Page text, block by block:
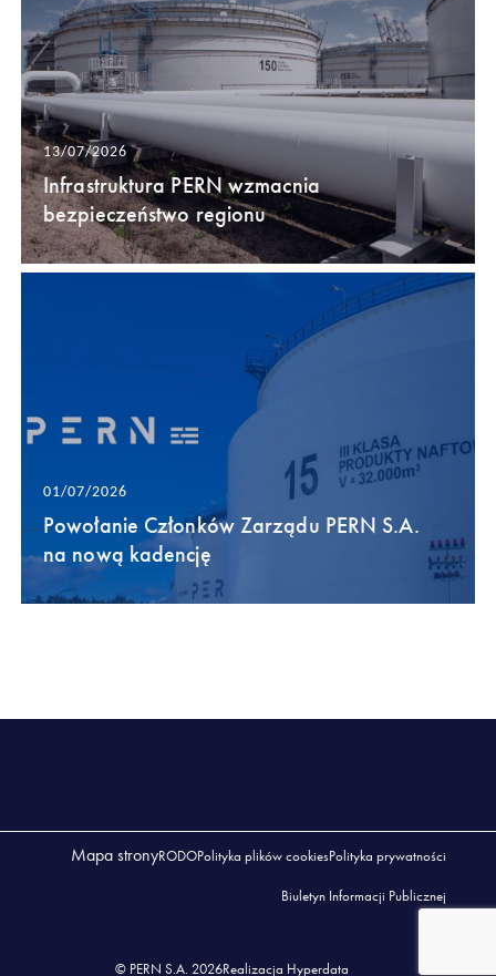
13/07/2026
Infrastruktura PERN wzmacnia
bezpieczeństwo regionu
01/07/2026
Powołanie Członków Zarządu PERN S.A.
na nową kadencję
Mapa stronyRODOPolityka plików cookiesPolityka prywatności
Biuletyn Informacji Publicznej
© PERN S.A. 2026Realizacja Hyperdata